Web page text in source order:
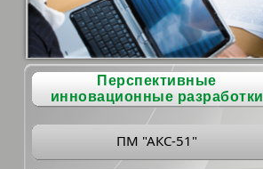
Перспективные
инновационные разработки
ПМ "АКС-51"